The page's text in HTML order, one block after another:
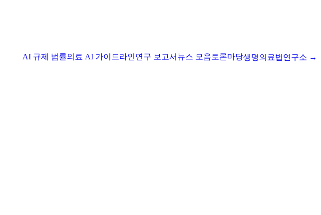
AI 규제 법률의료 AI 가이드라인연구 보고서 뉴스 모음 토론마당생명의료법연구소 →